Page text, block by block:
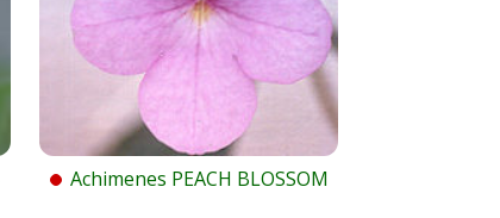
Achimenes PEACH BLOSSOM